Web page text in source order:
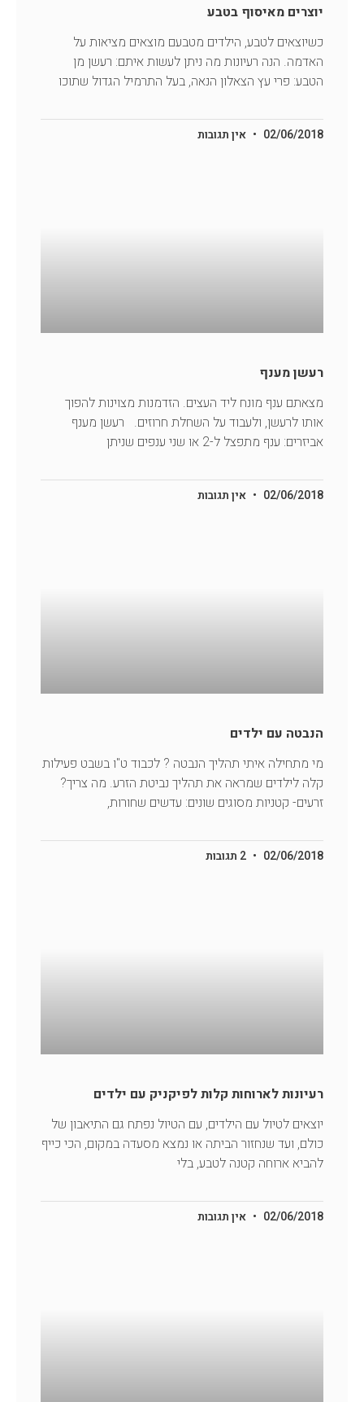
יוצרים מאיסוף בטבע
כשיוצאים לטבע, הילדים מטבעם מוצאים מציאות על
האדמה. הנה רעיונות מה ניתן לעשות איתם: רעשן מן
הטבע: פרי עץ הצאלון הנאה, בעל התרמיל הגדול שתוכו
02/06/2018 אין תגובות
רעשן מענף
מצאתם ענף מונח ליד העצים. הזדמנות מצוינות להפוך
אותו לרעשן, ולעבוד על השחלת חרוזים. רעשן מענף
אביזרים: ענף מתפצל ל-2 או שני ענפים שניתן
02/06/2018 אין תגובות
הנבטה עם ילדים
מי מתחילה איתי תהליך הנבטה ? לכבוד ט"ו בשבט פעילות
קלה לילדים שמראה את תהליך נביטת הזרע. מה צריך?
זרעים- קטניות מסוגים שונים: עדשים שחורות,
02/06/2018
רעיונות לארוחות קלות לפיקניק עם ילדים
יוצאים לטיול עם הילדים, עם הטיול נפתח גם התיאבון של
כולם, ועד שנחזור הביתה או נמצא מסעדה במקום, הכי כייף
להביא ארוחה קטנה לטבע, בלי
02/06/2018 אין תגובות